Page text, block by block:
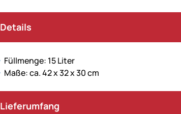
Details
Füllmenge: 15 Liter
Maße: ca. 42 x 32 x 30 cm
Lieferumfang